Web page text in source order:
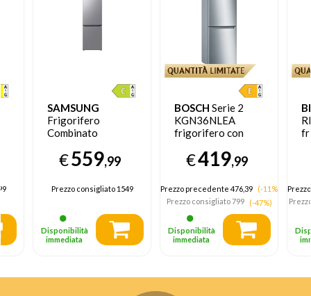
SAMSUNG
Frigorifero
Combinato
344L
RB34C775CS9
€559,99
Prezzo consigliato1549
Disponibilità
immediata
BOSCH Serie 2
KGN36NLEA
frigorifero con
installazione 305 L
E Acciaio
inossidabile
€419,99
Prezzo precedente 476,39
(-11%)
Prezzo consigliato799 (-47%)
Disponibilità
immediata